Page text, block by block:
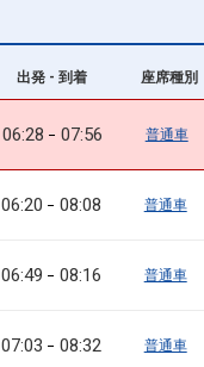
出発 - 到着 座席種別
06:28 07:56 普通車
06:20 08:08 普通車
06:49 08:16 普通車
07:03 08:32 普通車